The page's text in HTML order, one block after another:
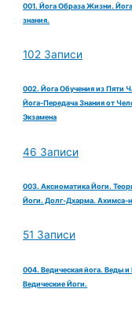
001. Йога Образа Жизни.
знания.
102 Записи
002. Йога Обучения из Пяти
Йога-Передача Знания от
Экзамена
46 Записи
003. Аксиоматика Йоги.
Йоги. Долг-Дхарма. Ахимса-
51 Записи
004. Ведическая йога. Веды и
Ведические Йоги.